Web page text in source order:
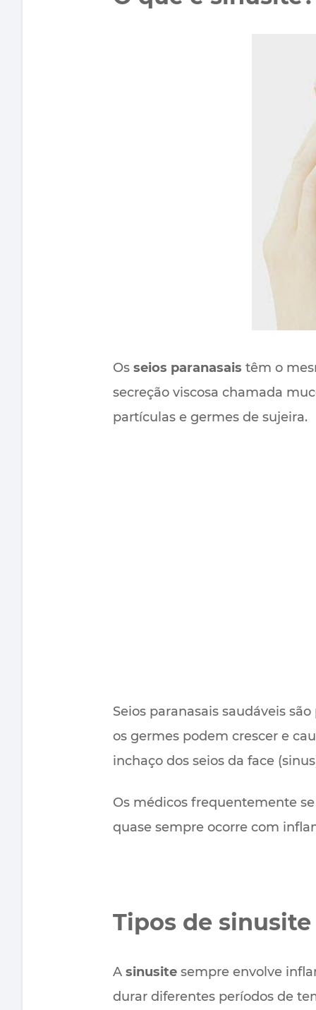
Os seios paranasais têm o
secreção viscosa chamada
partículas e germes de sujeira.
Seios paranasais saudáveis
os germes podem crescer e
inchaço dos seios da face
Os médicos frequentemente
quase sempre ocorre com
Tipos de sinusite
A sinusite sempre envolve
durar diferentes períodos de